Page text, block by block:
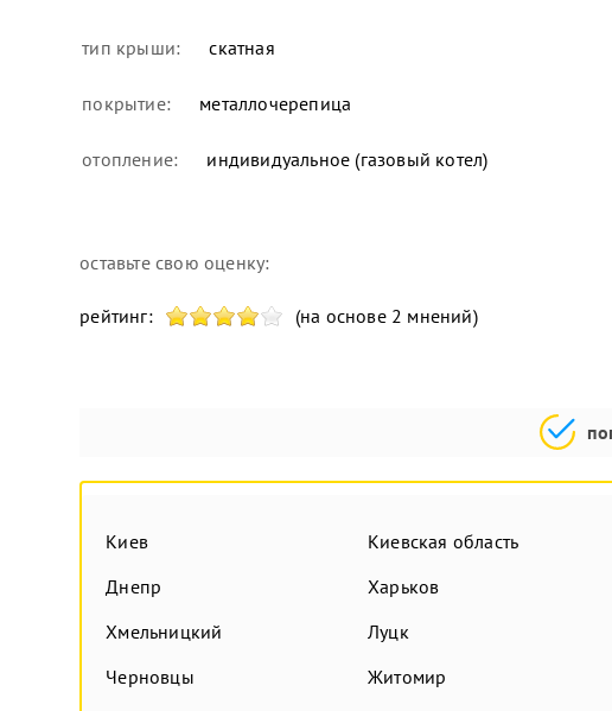
тип крыши: скатная
покрытие: металлочерепица
отопление: индивидуальное (газовый котел)
оставьте свою оценку:
рейтинг: (на основе 2 мнений)
Киев Киевская область
Днепр
Харьков
Хмельницкий
Луцк
Черновцы
Житомир